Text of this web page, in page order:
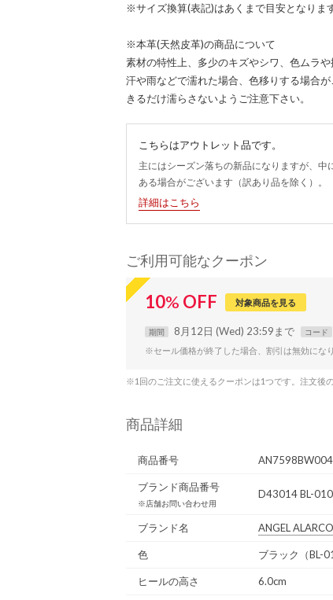
※サイズ換算(表記)はあくまで目安となります
※本革(天然皮革)の商品について
素材の特性上、多少のキズやシワ、色ムラや
汗や雨などで濡れた場合、色移りする場合
きるだけ濡らさないようご注意下さい。
こちらはアウトレット品です。
主にはシーズン落ちの新品になりますが、
ある場合がございます（訳あり品を除く）。
詳細はこちら
ご利用可能なクーポン
10% OFF 対象商品を見る
期間 8月12日 (Wed) 23:59まで コード
※セール価格が終了した場合、割引は無効にな
※1回のご注文に使えるクーポンは1つです。注文後
商品詳細
商品番号
ブランド商品番号
※店舗お問い合わせ用
D43014 BL-010
ブランド名 ANGEL
色 ブラック（BL-
ヒールの高さ 6.0cm